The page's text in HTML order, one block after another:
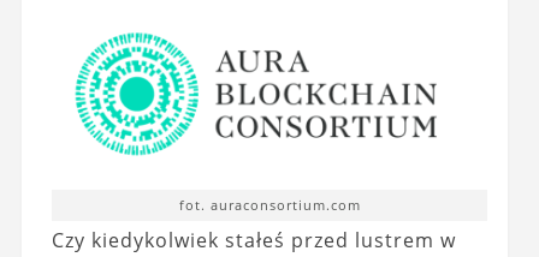
fot. auraconsortium.com
Czy kiedykolwiek stałeś przed lustrem w